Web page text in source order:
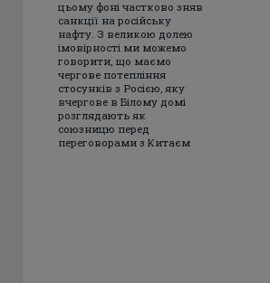
цьому фоні частково зняв
санкції на російську
нафту. З великою долею
імовірності ми можемо
говорити, що маємо
чергове потепління
стосунків з Росією, яку
вчергове в Білому домі
розглядають як
союзницю перед
переговорами з Китаєм